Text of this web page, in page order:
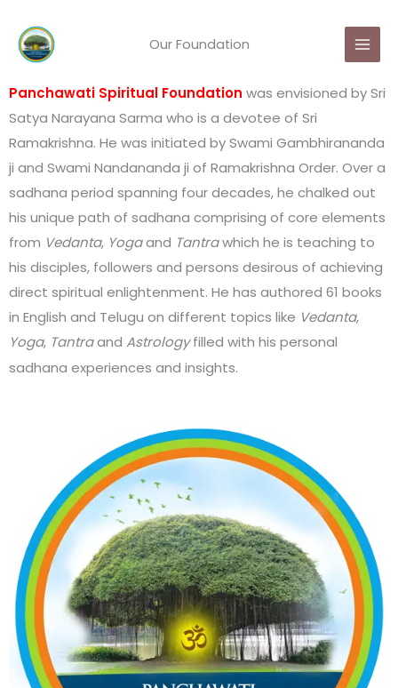
content
Our Foundation
Panchawati Spiritual Foundation was envisioned by Sri
Satya Narayana Sarma who is a devotee of Sri
Ramakrishna. He was initiated by Swami Gambhirananda
ji and Swami Nandananda ji of Ramakrishna Order. Over a
sadhana period spanning four decades, he chalked out
his unique path of sadhana comprising of core elements
from Vedanta, Yogaand Tantrawhich he is teaching to
his disciples, followers and persons desirous of achieving
direct spiritual enlightenment. He has authored 61 books
in English and Telugu on different topics like Vedanta,
Yoga, Tantraand Astrologyfilled with his personal
sadhana experiences and insights.